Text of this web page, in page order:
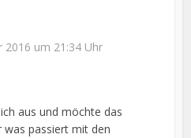
2016 um 21:34 Uhr
aus und möchte das
was passiert mit den